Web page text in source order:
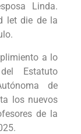
Linda.
let die de la
a lo
Estatuto
de
los nuevos
de la